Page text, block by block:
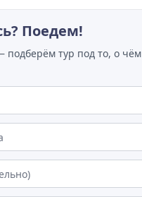
Поедем!
подберём тур под то, о